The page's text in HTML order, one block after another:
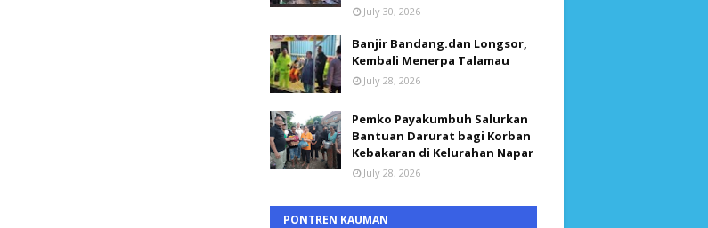
July 30, 2026
Banjir Bandang.dan Longsor,
Kembali Menerpa Talamau
July 28, 2026
Pemko Payakumbuh Salurkan
Bantuan Darurat bagi Korban
Kebakaran di Kelurahan Napar
July 28, 2026
PONTREN KAUMAN